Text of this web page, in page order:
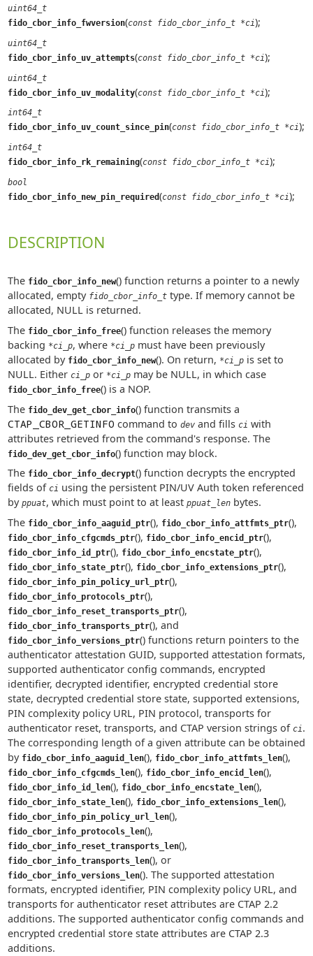
uint64_t
fido_cbor_info_fwversion(const fido_cbor_info_t *ci);
uint64_t
fido_cbor_info_uv_attempts(const fido_cbor_info_t *ci);
uint64_t
fido_cbor_info_uv_modality(const fido_cbor_info_t *ci);
int64_t
fido_cbor_info_uv_count_since_pin(const fido_cbor_info_t *ci);
int64_t
fido_cbor_info_rk_remaining(const fido_cbor_info_t *ci);
bool
fido_cbor_info_new_pin_required(const fido_cbor_info_t *ci);
DESCRIPTION
The fido_cbor_info_new() function returns a pointer to a newly
allocated, empty fido_cbor_info_ttype. If memory cannot be
allocated, NULL is returned.
The fido_cbor_info_free() function releases the memory
backing *ci_p, where *ci_pmust have been previously
allocated by fido_cbor_info_new(). On return, *ci_pis set to
NULL. Either ci_por *ci_pmay be NULL, in which case
fido_cbor_info_free() is a NOP.
The fido_dev_get_cbor_info() function transmits a
CTAP_CBOR_GETINFO command to devand fills ci with
attributes retrieved from the command's response. The
fido_dev_get_cbor_info() function may block.
The fido_cbor_info_decrypt() function decrypts the encrypted
fields of ci using the persistent PIN/UV Auth token referenced
by ppuat, which must point to at least ppuat_lenbytes.
The fido_cbor_info_aaguid_ptr(), fido_cbor_info_attfmts_ptr(),
fido_cbor_info_cfgcmds_ptr(), fido_cbor_info_encid_ptr(),
fido_cbor_info_id_ptr(), fido_cbor_info_encstate_ptr(),
fido_cbor_info_state_ptr(), fido_cbor_info_extensions_ptr(),
fido_cbor_info_pin_policy_url_ptr(),
fido_cbor_info_protocols_ptr(),
fido_cbor_info_reset_transports_ptr(),
fido_cbor_info_transports_ptr(), and
fido_cbor_info_versions_ptr() functions return pointers to the
authenticator attestation GUID, supported attestation formats,
supported authenticator config commands, encrypted
identifier, decrypted identifier, encrypted credential store
state, decrypted credential store state, supported extensions,
PIN complexity policy URL, PIN protocol, transports for
authenticator reset, transports, and CTAP version strings of ci.
The corresponding length of a given attribute can be obtained
by fido_cbor_info_aaguid_len(), fido_cbor_info_attfmts_len(),
fido_cbor_info_cfgcmds_len(), fido_cbor_info_encid_len(),
fido_cbor_info_id_len(), fido_cbor_info_encstate_len(),
fido_cbor_info_state_len(), fido_cbor_info_extensions_len(),
fido_cbor_info_pin_policy_url_len(),
fido_cbor_info_protocols_len(),
fido_cbor_info_reset_transports_len(),
fido_cbor_info_transports_len(), or
fido_cbor_info_versions_len(). The supported attestation
formats, encrypted identifier, PIN complexity policy URL, and
transports for authenticator reset attributes are CTAP 2.2
additions. The supported authenticator config commands and
encrypted credential store state attributes are CTAP 2.3
additions.